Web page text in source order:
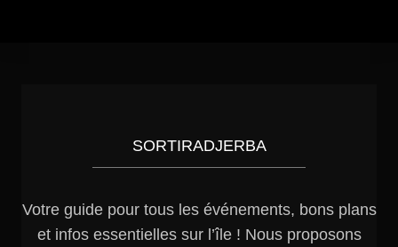
SORTIRADJERBA
Votre guide pour tous les événements, bons plans
et infos essentielles sur l’île ! Nous proposons